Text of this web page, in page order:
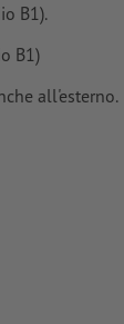
B1).
B1)
all'esterno.